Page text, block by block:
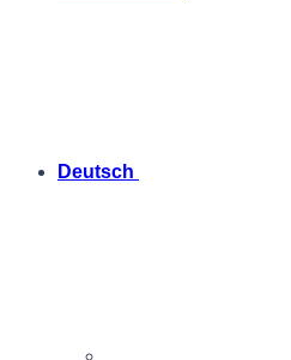
Deutsch